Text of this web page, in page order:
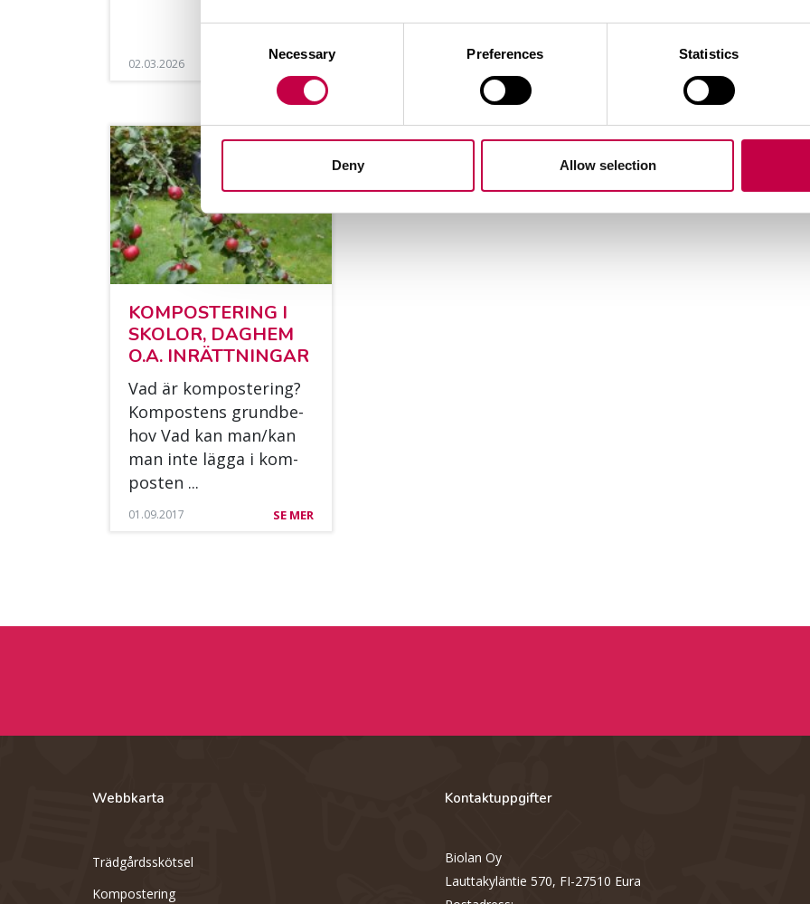
Necessary Preferences Statistics
Deny Allow selection
02.03.2026 SE MER SE MER 01.04.2022
KOM­POS­TE­RING I
SKO­LOR, DAG­HEM
O.A. IN­RÄTT­NIN­GAR
Vad är kom­pos­te­ring?
Kom­pos­tens grund­be­
hov Vad kan man/​kan
man inte läg­ga i kom­
pos­ten ...
01.09.2017 SE MER
Webbkarta
Trädgårdsskötsel
Kompostering
Kontaktuppgifter
Biolan Oy
Lauttakyläntie 570, FI-27510 Eura